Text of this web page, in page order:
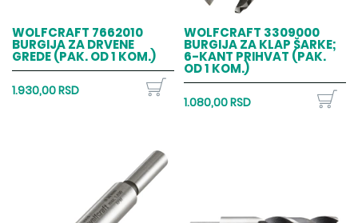
WOLFCRAFT 7662010
BURGIJA ZA DRVENE
GREDE (PAK. OD 1 KOM.)
1.930,00 RSD
WOLFCRAFT 3309000
BURGIJA ZA KLAP ŠARKE;
6-KANT PRIHVAT (PAK.
OD 1 KOM.)
1.080,00 RSD